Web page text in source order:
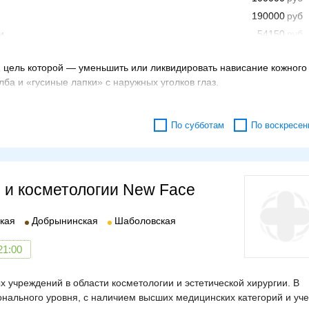
190000
54150
143000
146000
которой — уменьшить или ликвидировать нависание кожного
и «гусиные лапки» с наружных уголков глаз.
бровей;
опечаленный вид.
По субботам По
косметологии New Face
Добрынинская Шаболовская
в области косметологии и эстетической хирургии. В
уровня, с наличием высших медицинских категорий и